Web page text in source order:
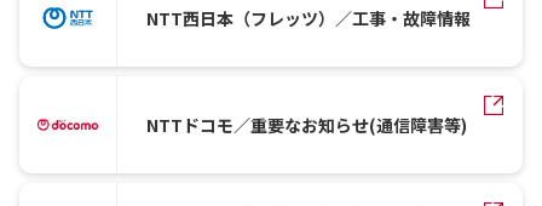
NTT西日本（フレッツ）／工事・故障情報
NTTドコモ／重要なお知らせ(通信障害等)